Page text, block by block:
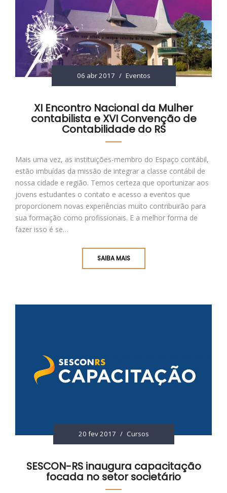
06 abr 2017 / Eventos
XI Encontro Nacional da Mulher
contabilista e XVI Convenção de
Contabilidade do RS
Mais uma vez, as instituições-membro do Espaço contábil,
estão imbuídas da missão de integrar a classe contábil de
nossa cidade e região. Temos certeza que oportunizar aos
jovens estudantes o contato e acesso a eventos que
proporcionem novas experiências muito contribuirão para
sua formação como profissionais. E a melhor forma de
fazer isso é se…
SAIBA MAIS
20 fev 2017 / Cursos
SESCON-RS inaugura capacitação
focada no setor societário